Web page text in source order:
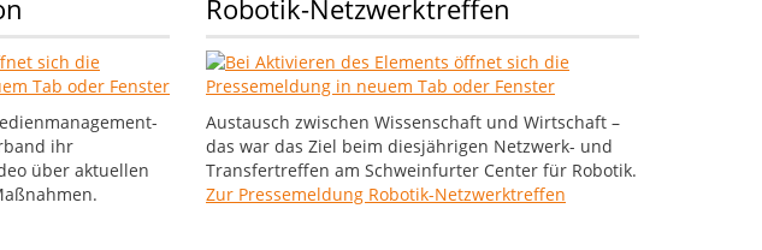
ihr
über aktuellen
Robotik-Netzwerktreffen
Austausch zwischen Wissenschaft und Wirtschaft –
das war das Ziel beim diesjährigen Netzwerk- und
Transfertreffen am Schweinfurter Center für Robotik.
Zur Pressemeldung Robotik-Netzwerktreffen